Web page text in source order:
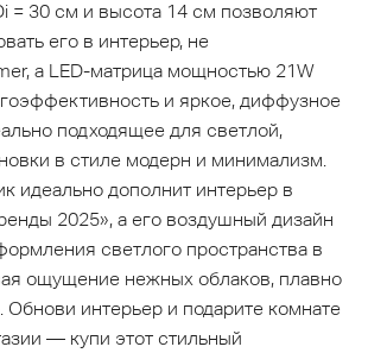
= 30 см и высота 14 см позволяют
его в интерьер, не
а LED-матрица мощностью 21W
и яркое, диффузное
подходящее для светлой,
в стиле модерн и минимализм.
идеально дополнит интерьер в
2025», а его воздушный дизайн
светлого пространства в
ощущение нежных облаков, плавно
Обнови интерьер и подарите комнате
— купи этот стильный